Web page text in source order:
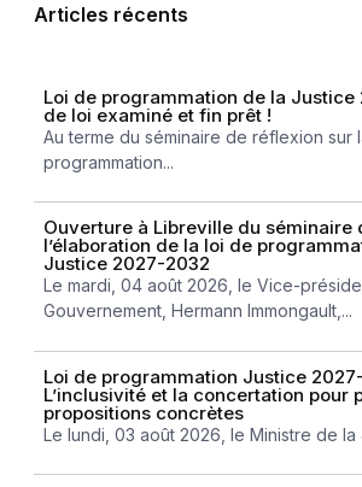
Articles récents
Loi de programmation de la Justice
de loi examiné et fin prêt !
Au terme du séminaire de réflexion sur
programmation...
Ouverture à Libreville du séminaire
l’élaboration de la loi de
Justice 2027-2032
Le mardi, 04 août 2026, le Vice-
Gouvernement, Hermann Immongault,...
Loi de programmation Justice
L’inclusivité et la concertation pour
propositions concrètes
Le lundi, 03 août 2026, le Ministre de la